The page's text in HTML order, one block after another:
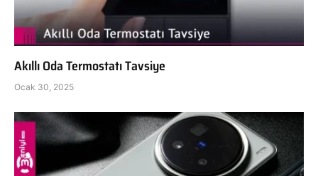
Akıllı Oda Termostatı Tavsiye
Ocak 30, 2025